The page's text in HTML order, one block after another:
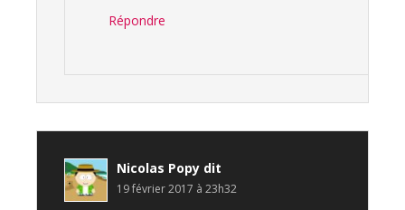
Répondre
Nicolas Popy dit
19 février 2017 à 23h32